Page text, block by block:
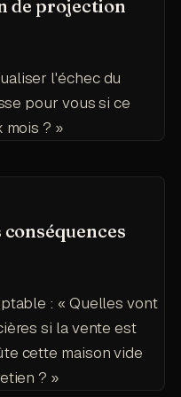
de projection
l'échec du
pour vous si ce
mois ? »
: « Quelles vont
si la vente est
cette maison vide
? »